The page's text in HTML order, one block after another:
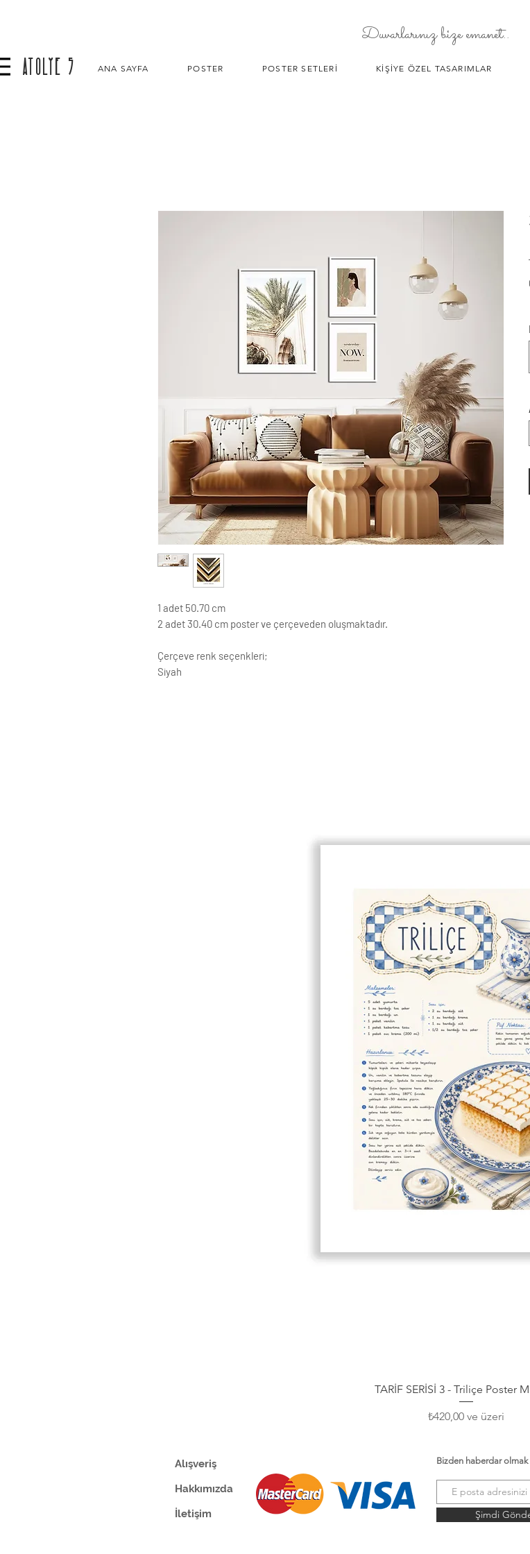
Duvarlarınız bize emanet..
ATOLYE 5 ANA SAYFA POSTER POSTER SETLERİ KİŞİYE ÖZEL TASARIMLAR
1 adet 50.70 cm
2 adet 30.40 cm poster ve çerçeveden oluşmaktadır.
Çerçeve renk seçenkleri;
Siyah
testinden geçirilmiştir ve Yüksek Çözünürlüğe sahiptir.
Hızlı Bakış
TARİF SERİSİ 3 - Triliçe Poster
₺420,00 ve üzeri
İndirimli Fiyat
Alışveriş
Hakkımızda
İletişim
Bizden haberdar olmak
Şimdi